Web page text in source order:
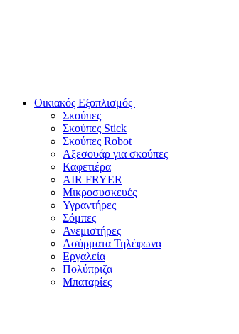
Οικιακός Εξοπλισμός
Σκούπες
Σκούπες Stick
Σκούπες Robot
Αξεσουάρ για σκούπες
Καφετιέρα
AIR FRYER
Μικροσυσκευές
Υγραντήρες
Σόμπες
Ανεμιστήρες
Ασύρματα Τηλέφωνα
Εργαλεία
Πολύπριζα
Μπαταρίες